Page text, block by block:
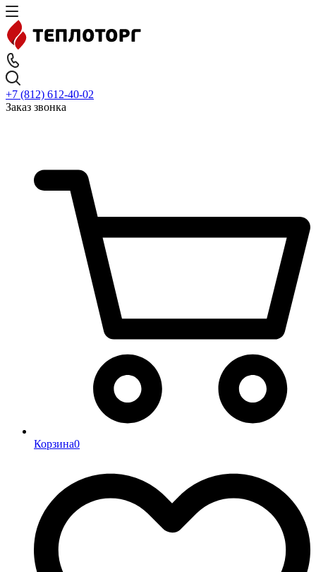
+7 (812) 612-40-02
Заказ звонка
Корзина0